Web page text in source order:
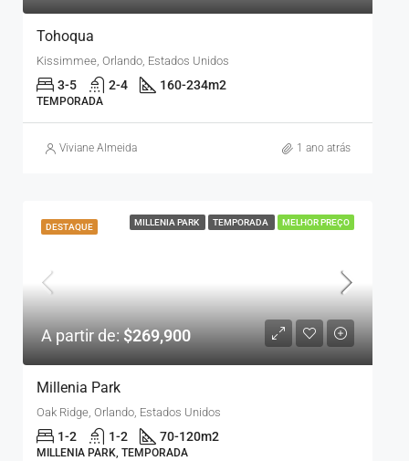
Tohoqua
Kissimmee, Orlando, Estados Unidos
3-5 2-4 160-234m2
TEMPORADA
Viviane Almeida 1 ano atrás
DESTAQUE MILLENIA PARK TEMPORADA MELHOR PREÇO
A partir de:$269,900
Millenia Park
Oak Ridge, Orlando, Estados Unidos
1-2 1-2 70-120m2
MILLENIA PARK, TEMPORADA